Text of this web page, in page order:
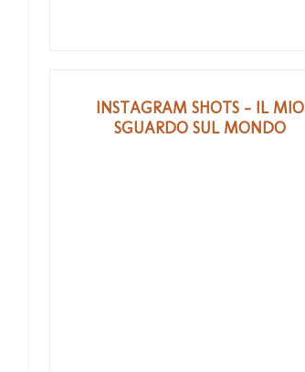
INSTAGRAM SHOTS - IL MIO
SGUARDO SUL MONDO